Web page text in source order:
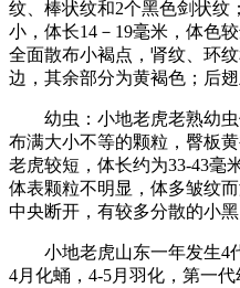
纹、棒状纹和2个黑色剑状纹
小，体长14－19毫米，体色
全面散布小褐点，肾纹、环
边，其余部分为黄褐色；后翅
幼虫：小地老虎老熟幼虫
布满大小不等的颗粒，臀板
老虎较短，体长约为33-43毫
体表颗粒不明显，体多皱纹
中央断开，有较多分散的小黑
小地老虎山东一年发生4代
4月化蛹，4-5月羽化，第一